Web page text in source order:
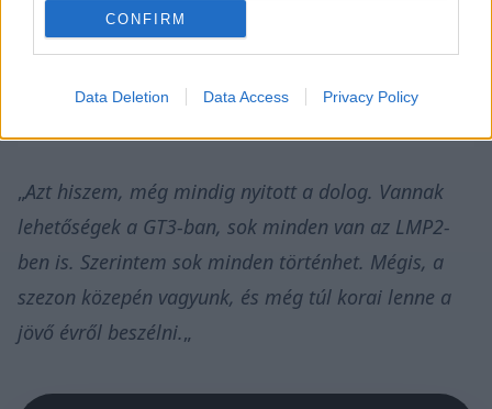
CONFIRM
Data Deletion Data Access Privacy Policy
„Azt hiszem, még mindig nyitott a dolog. Vannak
lehetőségek a GT3-ban, sok minden van az LMP2-
ben is. Szerintem sok minden történhet. Mégis, a
szezon közepén vagyunk, és még túl korai lenne a
jövő évről beszélni.„